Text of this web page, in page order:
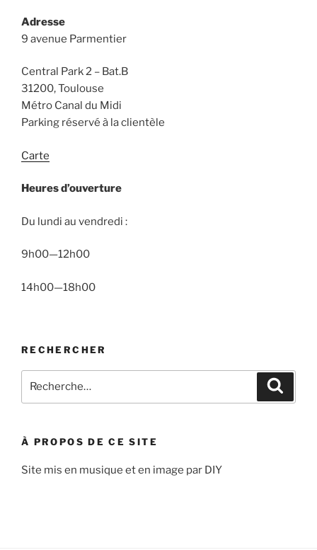
Adresse
9 avenue Parmentier
Central Park 2 – Bat.B
31200, Toulouse
Métro Canal du Midi
Parking réservé à la clientèle
Carte
Heures d’ouverture
Du lundi au vendredi :
9h00—12h00
14h00—18h00
RECHERCHER
pour
À PROPOS DE CE SITE
Site mis en musique et en image par DIY